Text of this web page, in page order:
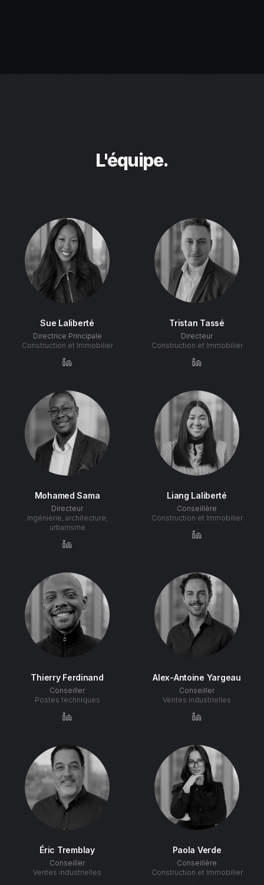
L'équipe.
Sue Laliberté
Directrice Principale
Construction et Immobilier
Tristan Tassé
Directeur
Construction et Immobilier
Mohamed Sama
Directeur
Ingénierie, architecture,
urbanisme
Liang Laliberté
Conseillère
Construction et Immobilier
Thierry Ferdinand
Conseiller
Postes techniques
Alex-Antoine Yargeau
Conseiller
Ventes industrielles
Éric Tremblay
Conseiller
Ventes industrielles
Paola Verde
Conseillère
Construction et Immobilier